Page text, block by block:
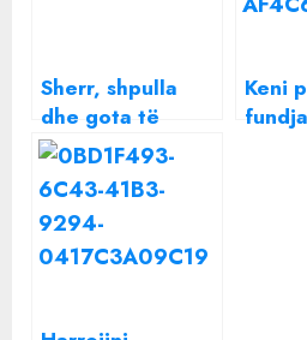
Sherr, shpulla
dhe gota të
thyera në PD,
Basha përplaset
me Salianjin dhe
Dumën
Keni